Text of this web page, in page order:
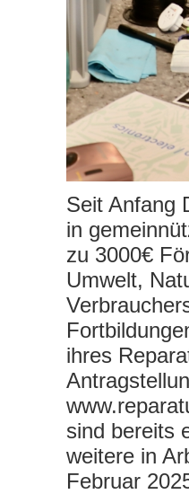
Seit Anfang
in
zu 3000€
Umwelt,
ihres
sind bereits
weitere in
Februar